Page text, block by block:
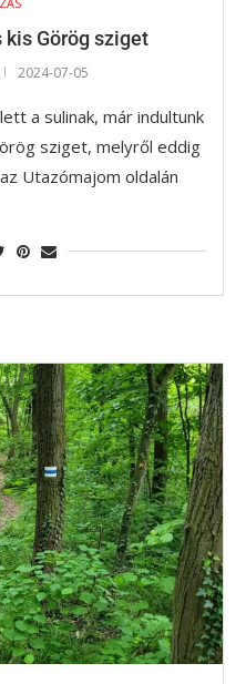
Görög sziget
2024-07-05
a sulinak, már indultunk
sziget, melyről eddig
Utazómajom oldalán